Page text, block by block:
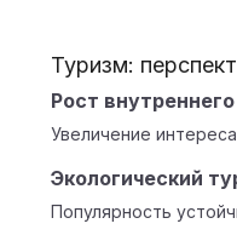
Туризм:
Рост
Увеличение
Экологический
Популярность